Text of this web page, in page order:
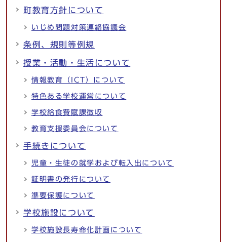
町教育方針について
いじめ問題対策連絡協議会
条例、規則等例規
授業・活動・生活について
情報教育（ICT）について
特色ある学校運営について
学校給食費賦課徴収
教育支援委員会について
手続きについて
児童・生徒の就学および転入出について
証明書の発行について
準要保護について
学校施設について
学校施設長寿命化計画について